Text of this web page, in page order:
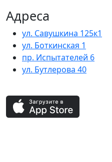
Адреса
ул. Савушкина 125к1
ул. Боткинская 1
пр. Испытателей 6
ул. Бутлерова 40